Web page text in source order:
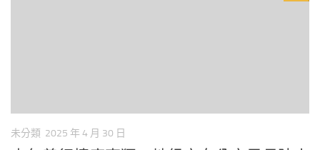
未分類 2025 年 4 月 30 日